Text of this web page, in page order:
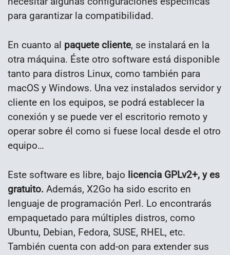
para garantizar la compatibilidad.
En cuanto al paquete cliente, se instalará en la
otra máquina. Éste otro software está disponible
tanto para distros Linux, como también para
macOS y Windows. Una vez instalados servidor y
cliente en los equipos, se podrá establecer la
conexión y se puede ver el escritorio remoto y
operar sobre él como si fuese local desde el otro
equipo…
Este software es libre, bajo licencia GPLv2+, y es
gratuito. Además, X2Go ha sido escrito en
lenguaje de programación Perl. Lo encontrarás
empaquetado para múltiples distros, como
Ubuntu, Debian, Fedora, SUSE, RHEL, etc.
También cuenta con add-on para extender sus